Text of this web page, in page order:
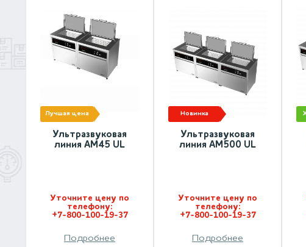
лучшая цена
Ультразвуковая
линия АМ45 UL
Уточните цену по
телефону:
+7-800-100-19-37
Подробнее
новинка
Ультразвуковая
линия АМ500 UL
Уточните цену по
телефону:
+7-800-100-19-37
Подробнее